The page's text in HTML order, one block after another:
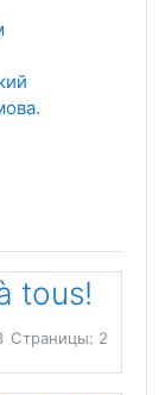
tous!
Страницы: 2